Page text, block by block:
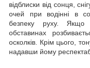
відблиски від сонця,
очей при водінні в
безпеку руху. Якщо
обставинах
осколків. Крім цього,
надавши йому